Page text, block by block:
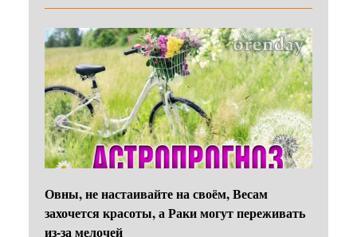
Овны, не настаивайте на своём, Весам
захочется красоты, а Раки могут переживать
из-за мелочей